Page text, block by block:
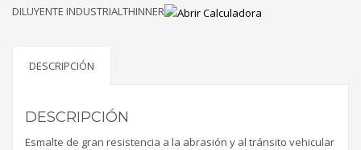
LT
DILUYENTE INDUSTRIALTHINNER
DESCRIPCIÓN
DESCRIPCIÓN
Esmalte de gran resistencia a la abrasión y al tránsito vehicular